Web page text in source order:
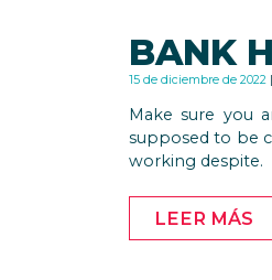
BANK
15 de diciembre de 2022
Make sure you
supposed to be
working despite.
LEER MÁS